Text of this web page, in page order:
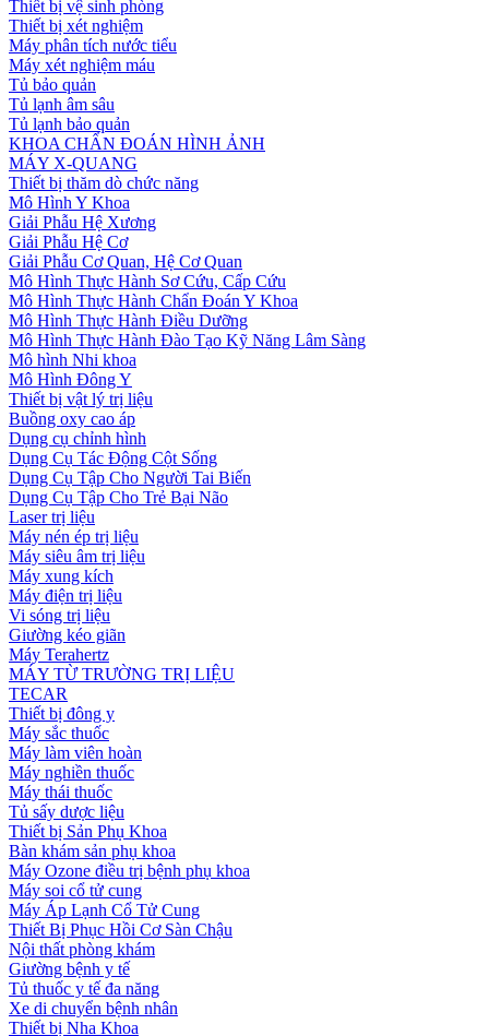
Thiết bị vệ sinh phòng
Thiết bị xét nghiệm
Máy phân tích nước tiểu
Máy xét nghiệm máu
Tủ bảo quản
Tủ lạnh âm sâu
Tủ lạnh bảo quản
KHOA CHẨN ĐOÁN HÌNH ẢNH
MÁY X-QUANG
Thiết bị thăm dò chức năng
Mô Hình Y Khoa
Giải Phẫu Hệ Xương
Giải Phẫu Hệ Cơ
Giải Phẫu Cơ Quan, Hệ Cơ Quan
Mô Hình Thực Hành Sơ Cứu, Cấp Cứu
Mô Hình Thực Hành Chẩn Đoán Y Khoa
Mô Hình Thực Hành Điều Dưỡng
Mô Hình Thực Hành Đào Tạo Kỹ Năng Lâm Sàng
Mô hình Nhi khoa
Mô Hình Đông Y
Thiết bị vật lý trị liệu
Buồng oxy cao áp
Dụng cụ chỉnh hình
Dụng Cụ Tác Động Cột Sống
Dụng Cụ Tập Cho Người Tai Biến
Dụng Cụ Tập Cho Trẻ Bại Não
Laser trị liệu
Máy nén ép trị liệu
Máy siêu âm trị liệu
Máy xung kích
Máy điện trị liệu
Vi sóng trị liệu
Giường kéo giãn
Máy Terahertz
MÁY TỪ TRƯỜNG TRỊ LIỆU
TECAR
Thiết bị đông y
Máy sắc thuốc
Máy làm viên hoàn
Máy nghiền thuốc
Máy thái thuốc
Tủ sấy dược liệu
Thiết bị Sản Phụ Khoa
Bàn khám sản phụ khoa
Máy Ozone điều trị bệnh phụ khoa
Máy soi cổ tử cung
Máy Áp Lạnh Cổ Tử Cung
Thiết Bị Phục Hồi Cơ Sàn Chậu
Nội thất phòng khám
Giường bệnh y tế
Tủ thuốc y tế đa năng
Xe di chuyển bệnh nhân
Thiết bị Nha Khoa